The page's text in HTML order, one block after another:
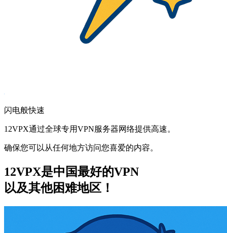
闪电般快速
12VPX通过全球专用VPN服务器网络提供高速。
确保您可以从任何地方访问您喜爱的内容。
12VPX是中国最好的VPN
以及其他困难地区！